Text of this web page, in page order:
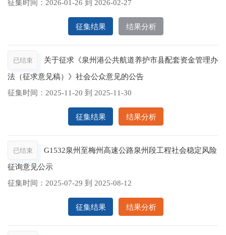
征集时间： 2026-01-26 到 2026-02-27
征集结果 结果分析
已结束
关于征求《泉州港公共航道养护市县配套资金管理办
法（征求意见稿）》社会公众意见的公告
征集时间： 2025-11-20 到 2025-11-30
征集结果 结果分析
已结束
G1532泉州至梅州高速公路泉州段工程社会稳定风险
征询意见公示
征集时间： 2025-07-29 到 2025-08-12
征集结果 结果分析